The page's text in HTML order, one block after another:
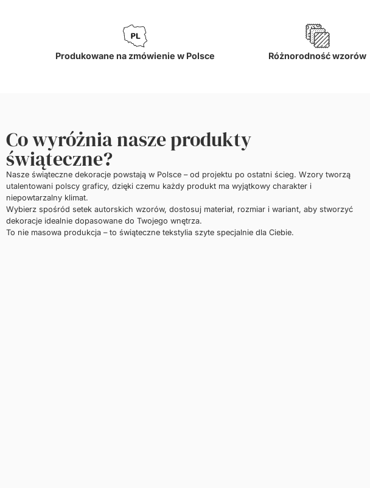
Produkowane na zmówienie w Polsce Różnorodność wzorów
Co wyróżnia nasze produkty
świąteczne?
Nasze świąteczne dekoracje powstają w Polsce – od projektu po ostatni ścieg. Wzory tworzą
utalentowani polscy graficy, dzięki czemu każdy produkt ma wyjątkowy charakter i
niepowtarzalny klimat.
Wybierz spośród setek autorskich wzorów, dostosuj materiał, rozmiar i wariant, aby stworzyć
dekoracje idealnie dopasowane do Twojego wnętrza.
To nie masowa produkcja – to świąteczne tekstylia szyte specjalnie dla Ciebie.